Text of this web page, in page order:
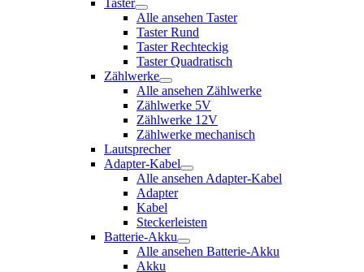
Taster
Alle ansehen Taster
Taster Rund
Taster Rechteckig
Taster Quadratisch
Zählwerke
Alle ansehen Zählwerke
Zählwerke 5V
Zählwerke 12V
Zählwerke mechanisch
Lautsprecher
Adapter-Kabel
Alle ansehen Adapter-Kabel
Adapter
Kabel
Steckerleisten
Batterie-Akku
Alle ansehen Batterie-Akku
Akku